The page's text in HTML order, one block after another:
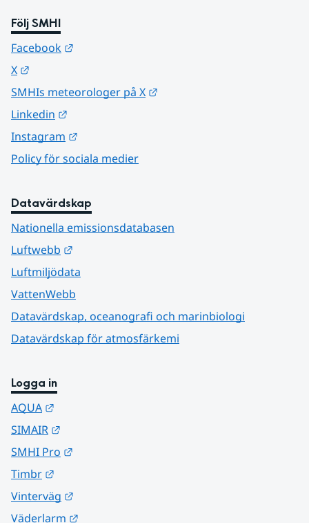
Följ SMHI
Facebook
X
SMHIs meteorologer på X
Linkedin
Instagram
Policy för sociala medier
Datavärdskap
Nationella emissionsdatabasen
Luftwebb
Luftmiljödata
VattenWebb
Datavärdskap, oceanografi och marinbiologi
Datavärdskap för atmosfärkemi
Logga in
AQUA
SIMAIR
SMHI Pro
Timbr
Vinterväg
Väderlarm